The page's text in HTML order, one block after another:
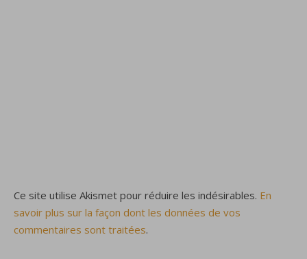
Ce site utilise Akismet pour réduire les indésirables. En
savoir plus sur la façon dont les données de vos
commentaires sont traitées.